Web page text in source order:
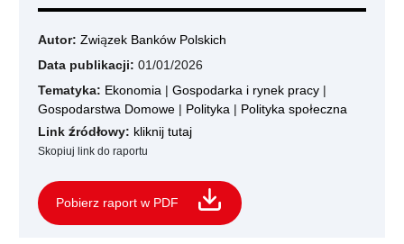
Autor: Związek Banków Polskich
Data publikacji: 01/01/2026
Tematyka: Ekonomia | Gospodarka i rynek pracy |
Gospodarstwa Domowe | Polityka | Polityka społeczna
Link źródłowy: kliknij tutaj
Skopiuj link do raportu
Pobierz raport w PDF